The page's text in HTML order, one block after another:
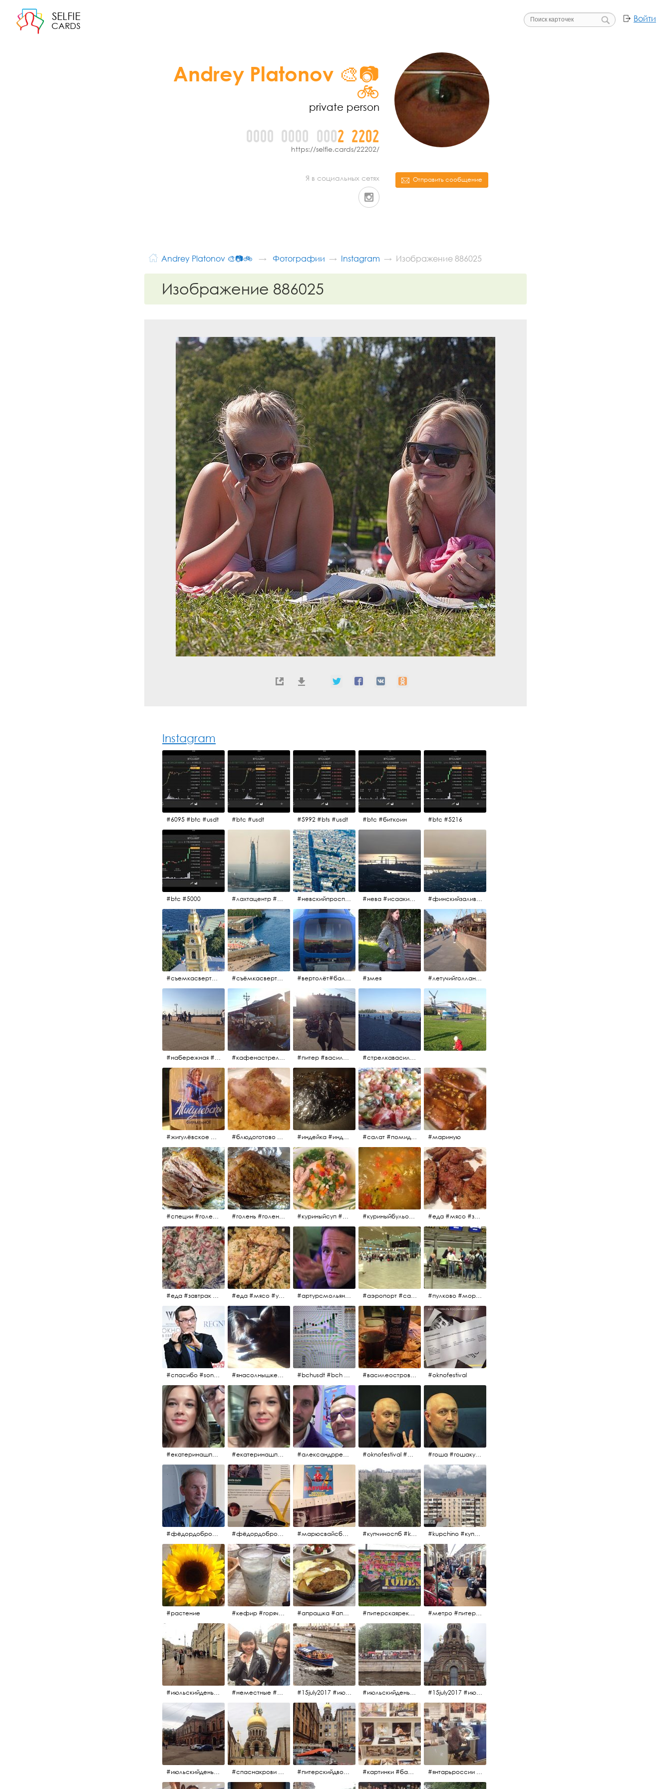
SELFIE
CARDS
Войти
Отправить сообщение
Andrey Platonov 🎨📷
🚲
private person
0000 0000 0002 2202
https://selfie.cards/22202/
Я в социальных сетях
Andrey Platonov 🎨📷🚲 Фотографии Instagram Изображение 886025
Изображение 886025
Instagram
#6095 #btc #usdt #btc #usdt #5992 #bts #usdt #btc #биткоин #btc #5216
#btc #5000 #лахтацентр #лахта #башнягазпром #газпром #башня #небоскрёбпитера #небоскрёб #финскийзалив #санктпетербург #невскийпроспект #центргорода #санктпетербург #осень2017 #когдапаришьнадгородом #нева #исаакий #исаакиевскийсобор #нева #васильевскийостров #адмиралтейскийрайон #финскийзалив #дворцовыймост #небонадпитером #осень2017 #финскийзалив #маркизовалужа #нева
#съемкасвертолета #вертолёт #съёмкасвертолёта #петропавловскаякрепость #заячийостров #санктпетербург #съёмкасвертолёта #питер #петропавловскаякрепость #нева #осень2017 #вертолёт#балтийскиеавиалинии #петропавловскаякрепость #заячийостров #полётынадпитером #полётынадгородом #полёты #змея #летучийголландец #набережнаяневы
#набережная #людигуляют #биржевоймост #кафенастрелкевасильевскогоострова #байкеры #питер #васильевскийостров #байкеры #иностранцы #стрелкавасильевскогоострова #нева #река
#жигулёвское #пиво #свежеепиво #beer #напиток #блюдоготово #можнокушать #простолук #лук #индейкавфольге #мясоиндейки #индейка #индейкавфольге #еда #мясоиндейки 🚀 #салат #помидоры #яйцо #огурцы #зелень #кинза #петрушка #укроп #сметана #соль #витамины #мариную
#специи #голень #голеньиндейки #индейка #мясо #еда #завтрак #голеньиндейкивфольге #голень #голеньиндейки #голеньиндейкивфольге #индейка #завтрак #еда #мясо #куриныйсуп #еда #ужин #можнокушать #куриныйбульон #лавровыйлист #помидоры #картофель #чеснок #лук #морковь #приправы #перецдушистый #курица #ужин #еда #сольповкусу #жёлтыйкарри #имбирь #кориандр #кокос #лимонныйсок #оливковоемасло #кумин #кайенскийперец #еда #мясо #завтрак #источниквдохновения #люблюготовить
#еда #завтрак #витамины #помидоры #укроп #огурцы #сметана #салат #еда #мясо #утро #завтрак #едакакисточниквдохновения #артурсмольянинов @melnikovadsh #artursmolyaninov #аэропорт #санктпетербург #пулково #мореморе #моремолнцепесок #дваночи #пулково #море #песок #лето #морепесоксолнце #дваночи
#спасибо #sony #nikon #oknofestivsl @alex_kurov #aplgallery #янасолнышкележу #янасолнышкогляжу #чихуахуа #bchusdt #bch #usdt #sell #buy #exchange #markets #bitcoincash #cryptocurrency #pump #василеостровское #синяяборода #пиво #пивовобла #вобла #рыба #oknofestival
#екатеринашпица #шпица @ekaterinashpitsa #екатеринашпица #шпица @ekaterinashpitsa #александрревва #ревва #артурпирожков #бабушкалегкогоповедения @arthurpirozhkov #oknofestival #gosha #гошакуценко #гоша #гошакуценко #oknofestival
#фёдордобронравов #кино #хорошеекино #жилибыли #фёдордобронравов #эдуардпарри #жилибыли #иринарозанова #марюсвайсберг #александрревва #глюкоза #любовьвбольшомгороде #ххvфестивальроссийскогокино #купчиноспб #kupchino #kupchino #купчиноспб
#растение #кефир #горячийкефир #национальноеблюдо #лаваш #вкусно #апрашка #апраксиндвор #кафенаапрашке #куринаякотлетанасковороде #сковородка #кафедлясвоих #питерскаяреклама #todes #куколки #окраинапитера #фрунзенскийрайон #метро #питерскоеметро #невскаялиния
#июльскийдень2017 #15july2017 #невский #неместные #июльскийдень2017 #15july2017 #июльскийдень2017 #катерок #bonfire #июльскийдень2017 #15july2017 #15july2017 #июльскийдень2017 #спаснакрови
#июльскийдень2017 #15july2017 #спаснакрови #июльскийдень2017 #питерскийдвор #спаснакрови #июльскийдень2017 #картинки #балетпитера #янтарьроссиии #янтарьроссии #янтарь